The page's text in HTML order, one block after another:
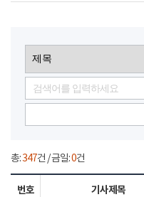
총:347건 / 금일:0건
번호 기사제목